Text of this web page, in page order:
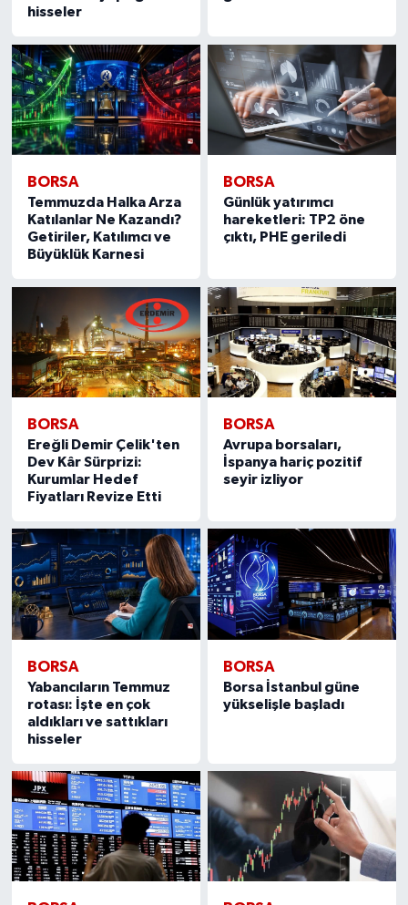
hisseler
BORSA
Temmuzda Halka Arza
Katılanlar Ne Kazandı?
Getiriler, Katılımcı ve
Büyüklük Karnesi
BORSA
Günlük yatırımcı
hareketleri: TP2 öne
çıktı, PHE geriledi
BORSA
Ereğli Demir Çelik'ten
Dev Kâr Sürprizi:
Kurumlar Hedef
Fiyatları Revize Etti
BORSA
Avrupa borsaları,
İspanya hariç pozitif
seyir izliyor
BORSA
Yabancıların Temmuz
rotası: İşte en çok
aldıkları ve sattıkları
hisseler
BORSA
Borsa İstanbul güne
yükselişle başladı